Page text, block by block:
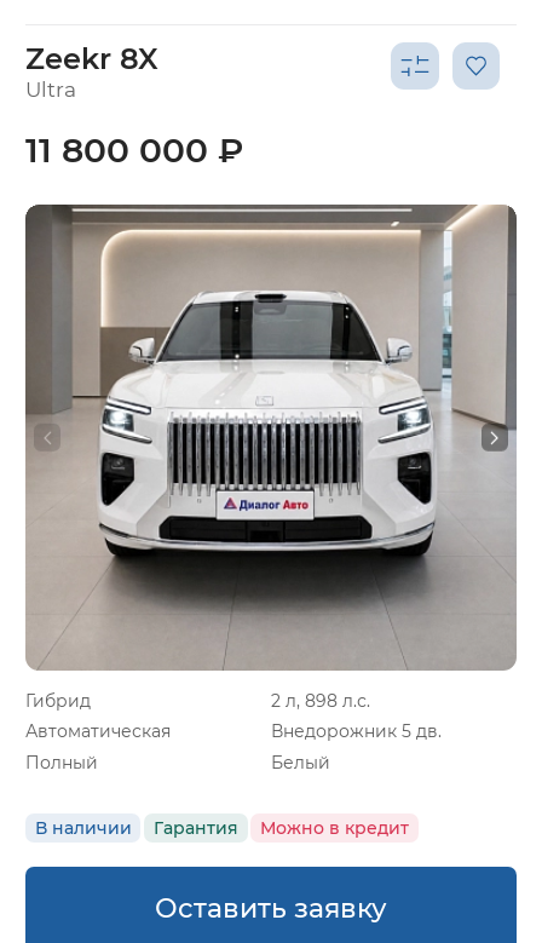
Zeekr 8X
Ultra
Гибрид
2 л, 898 л.с.
Автоматическая
Внедорожник 5 дв.
Полный
Белый
В наличии Гарантия Можно в кредит
11 800 000 ₽
Оставить заявку